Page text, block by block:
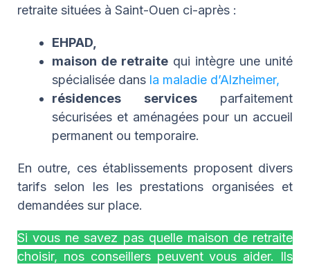
retraite situées à Saint-Ouen ci-après :
EHPAD,
maison de retraite qui intègre une unité
spécialisée dans la maladie d’Alzheimer,
résidences servicesparfaitement
sécurisées et aménagées pour un accueil
permanent ou temporaire.
En outre, ces établissements proposent divers
tarifs selon les les prestations organisées et
demandées sur place.
Si vous ne savez pas quelle maison de retraite
choisir, nos conseillers peuvent vous aider. Ils